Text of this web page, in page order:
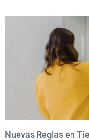
Nuevas Reglas en